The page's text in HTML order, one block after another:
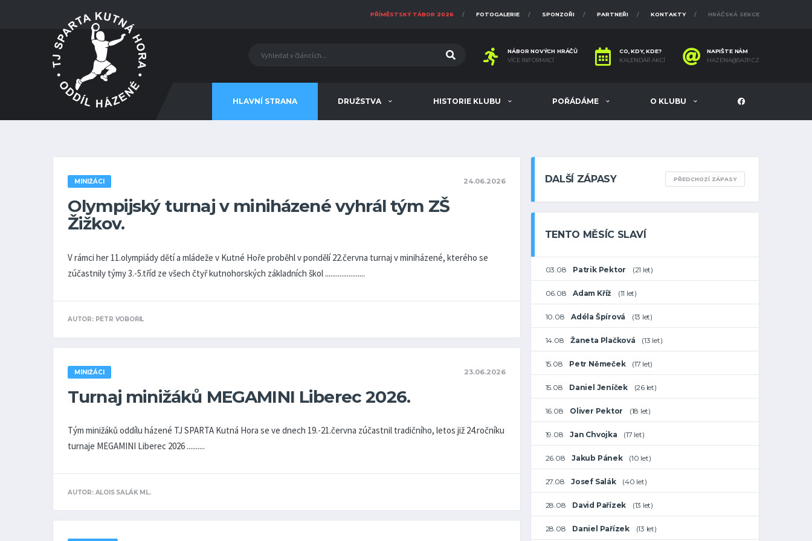
PŘÍMĚSTSKÝ TÁBOR 2026 FOTOGALERIE SPONZOŘI PARTNEŘI KONTAKTY HRÁČSKÁ SEKCE
NÁBOR NOVÝCH HRÁČŮ
VÍCE INFORMACÍ
CO, KDY, KDE?
KALENDÁŘ AKCÍ
NAPIŠTE NÁM
HAZENA@SAJP.CZ
HLAVNÍ STRANA DRUŽSTVA HISTORIE KLUBU POŘÁDÁME O KLUBU
MINIŽÁCI 24.06.2026
Olympijský turnaj v miniházené vyhrál tým ZŠ
Žižkov.
V rámci her 11.olympiády dětí a mládeže v Kutné Hoře proběhl v pondělí 22.června turnaj v miniházené, kterého se
zúčastnily týmy 3.-5.tříd ze všech čtyř kutnohorských základních škol ......................
AUTOR: PETR VOBOŘIL
MINIŽÁCI 23.06.2026
Turnaj minižáků MEGAMINI Liberec 2026.
Tým minižáků oddílu házené TJ SPARTA Kutná Hora se ve dnech 19.-21.června zúčastnil tradičního, letos již 24.ročníku
turnaje MEGAMINI Liberec 2026 ..........
AUTOR: ALOIS SALÁK ML.
DALŠÍ ZÁPASY PŘEDCHOZÍ ZÁPASY
TENTO MĚSÍC SLAVÍ
03.08 Patrik Pektor (21 let)
06.08 Adam Kříž (11 let)
10.08 Adéla Špírová (13 let)
14.08 Žaneta Plačková (13 let)
15.08 Petr Němeček (17 let)
15.08 Daniel Jeníček (26 let)
16.08 Oliver Pektor (18 let)
19.08 Jan Chvojka (17 let)
26.08 Jakub Pánek (10 let)
27.08 Josef Salák (40 let)
28.08 David Pařízek (13 let)
28.08 Daniel Pařízek (13 let)